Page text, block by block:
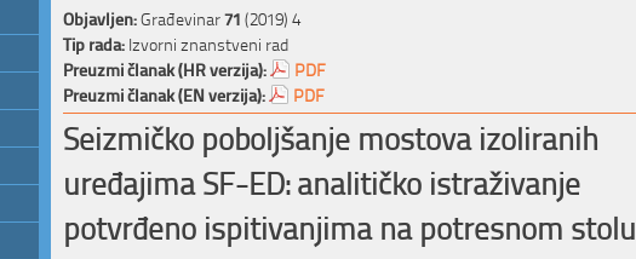
Objavljen:Građevinar71(2019) 4
Tip rada:Izvorni znanstveni rad
Preuzmi članak (HR verzija):
PDF
Preuzmi članak (EN verzija):
PDF
Seizmičko poboljšanje mostova izoliranih
uređajima SF-ED: analitičko istraživanje
potvrđeno ispitivanjima na potresnom stolu